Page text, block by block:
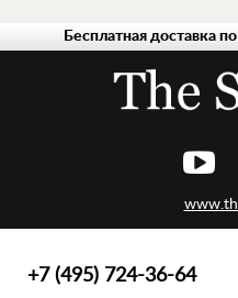
ДЖИНСЫ
ФУТБОЛКИ,
МАЙКИ,
Бесплатная доставка
+7 (495) 724-36-64